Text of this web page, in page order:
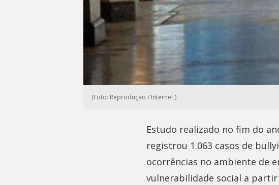
(Foto: Reprodução / Internet )
Estudo realizado no fim do
registrou 1.063 casos de
ocorrências no ambiente de
vulnerabilidade social a